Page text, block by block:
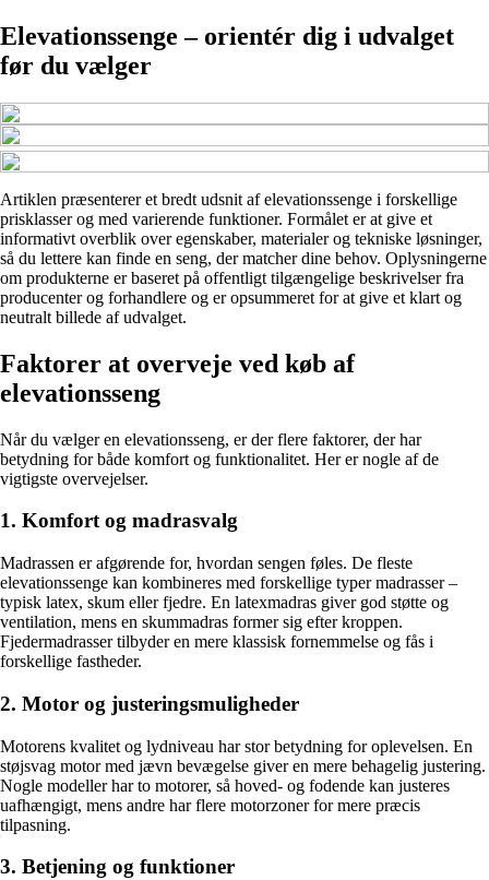
Elevationssenge – orientér dig i udvalget
før du vælger
Artiklen præsenterer et bredt udsnit af elevationssenge i forskellige
prisklasser og med varierende funktioner. Formålet er at give et
informativt overblik over egenskaber, materialer og tekniske løsninger,
så du lettere kan finde en seng, der matcher dine behov. Oplysningerne
om produkterne er baseret på offentligt tilgængelige beskrivelser fra
producenter og forhandlere og er opsummeret for at give et klart og
neutralt billede af udvalget.
Faktorer at overveje ved køb af
elevationsseng
Når du vælger en elevationsseng, er der flere faktorer, der har
betydning for både komfort og funktionalitet. Her er nogle af de
vigtigste overvejelser.
1. Komfort og madrasvalg
Madrassen er afgørende for, hvordan sengen føles. De fleste
elevationssenge kan kombineres med forskellige typer madrasser –
typisk latex, skum eller fjedre. En latexmadras giver god støtte og
ventilation, mens en skummadras former sig efter kroppen.
Fjedermadrasser tilbyder en mere klassisk fornemmelse og fås i
forskellige fastheder.
2. Motor og justeringsmuligheder
Motorens kvalitet og lydniveau har stor betydning for oplevelsen. En
støjsvag motor med jævn bevægelse giver en mere behagelig justering.
Nogle modeller har to motorer, så hoved- og fodende kan justeres
uafhængigt, mens andre har flere motorzoner for mere præcis
tilpasning.
3. Betjening og funktioner